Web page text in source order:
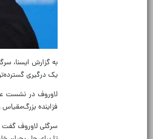
به گزارش ایسنا،
یک درگیری
لاوروف در نشست
فزاینده
سرگئی لاوروف گفت